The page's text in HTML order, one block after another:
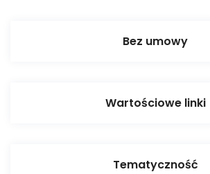
Bez umowy
Wartościowe linki
Tematyczność